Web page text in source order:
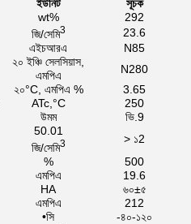
ইউনিট সূচক
wt%
292
জি/সেমি3
23.6
এইচআরএ
N85
২০ ইঞ্চি সেলসিয়াস,
এমপিএ
N280
২০°C, এমপিএ %
3.65
ATc,°C
250
উমম
ভি.9
50.01
> ১2
জি/সেমি3
%
500
এমপিএ
19.6
HA
৬০±৫
এমপিএ
212
•সি
-৪০-১২০